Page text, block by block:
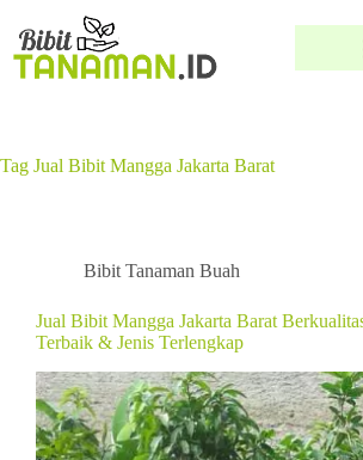
Tag Jual Bibit Mangga Jakarta Barat
Bibit Tanaman Buah
Jual Bibit Mangga Jakarta Barat
Terbaik & Jenis Terlengkap